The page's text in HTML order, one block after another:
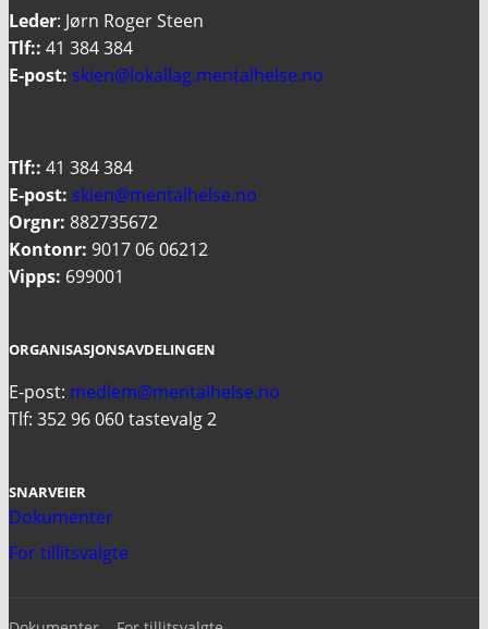
Leder: Jørn Roger Steen
Tlf:: 41 384 384
E-post: skien@lokallag.mentalhelse.no
Tlf:: 41 384 384
E-post: skien@mentalhelse.no
Orgnr: 882735672
Kontonr: 9017 06 06212
Vipps: 699001
ORGANISASJONSAVDELINGEN
E-post: medlem@mentalhelse.no
Tlf: 352 96 060 tastevalg 2
SNARVEIER
Dokumenter
For tillitsvalgte